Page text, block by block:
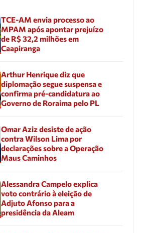
TCE-AM envia processo ao
MPAM após apontar prejuízo
de R$ 32,2 milhões em
Caapiranga
Arthur Henrique diz que
diplomação segue suspensa e
confirma pré-candidatura ao
Governo de Roraima pelo PL
Omar Aziz desiste de ação
contra Wilson Lima por
declarações sobre a Operação
Maus Caminhos
Alessandra Campelo explica
voto contrário à eleição de
Adjuto Afonso para a
presidência da Aleam